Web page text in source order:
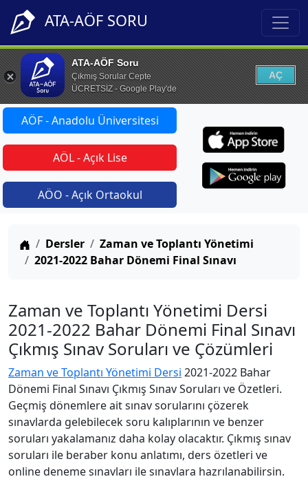
ATA-AÖF SORU
ATA-AÖF Soru
Çıkmış Sorular Cepte
ÜCRETSİZ - Google Play'de
AÇ
AÖF - Anadolu Üniversitesi
AÖL - Açık Lise
AÖO - Açık Ortaokul
Anasayfa
Dersler
Zaman ve Toplantı Yönetimi
2021-2022 Bahar Dönemi Final Sınavı
Zaman ve Toplantı Yönetimi Dersi
2021-2022 Bahar Dönemi Final Sınavı
Çıkmış Sınav Soruları ve Çözümleri
Zaman ve Toplantı Yönetimi Dersi 2021-2022 Bahar
Dönemi Final Sınavı Çıkmış Sınav Soruları ve Özetleri.
Geçmiş dönemlere ait sınav sorularını çözerek
sınavlarda gelebilecek soru kalıplarının ve benzer
soruları yakalamanız daha kolay olacaktır. Çıkmış sınav
soruları ile beraber konu anlatımı, ders özetleri ve
online deneme sınavları ile sınavlara hazrılanabilirsin.